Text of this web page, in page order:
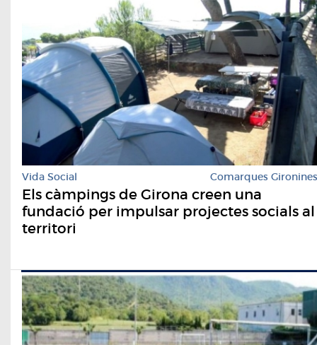
Vida Social Comarques Gironines
Els càmpings de Girona creen una
fundació per impulsar projectes socials al
territori